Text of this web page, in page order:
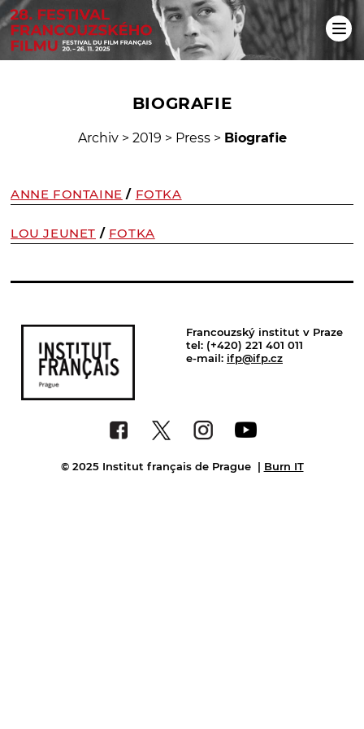
BIOGRAFIE
Archiv> 2019 > Press> Biografie
ANNE FONTAINE / FOTKA
LOU JEUNET / FOTKA
Francouzský institut v Praze
tel: (+420) 221 401 011
e-mail: ifp@ifp.cz
© 2025 Institut français de Prague | Burn IT